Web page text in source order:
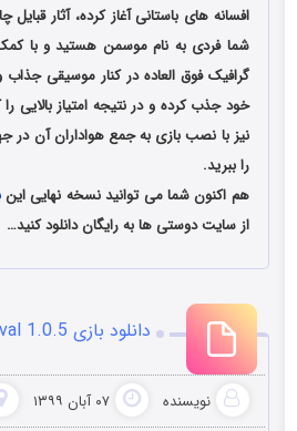
افسانه های باستانی آغاز کرده، آثار
شما فردی به نام موسمن هستید و با
گرافیک فوق العاده در کنار موسیقی
خود جذب کرده و در نتیجه امتیاز
نیز با نصب بازی به جمع هواداران آن در
را ببرید.
هم اکنون شما می توانید نسخه نهایی این
از سایت دوستی ها به رایگان دانلود کنید…
دانلود بازی The White Bird Carnival 1.0.5
نویسنده ۰۷ آبان ۱۳۹۹